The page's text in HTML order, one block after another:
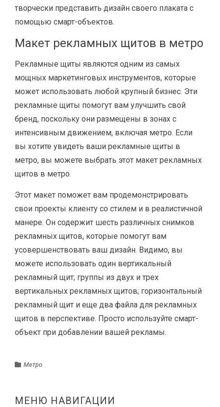
творчески представить дизайн своего плаката с
помощью смарт-объектов.
Макет рекламных щитов в метро
Рекламные щиты являются одним из самых
мощных маркетинговых инструментов, которые
может использовать любой крупный бизнес. Эти
рекламные щиты помогут вам улучшить свой
бренд, поскольку они размещены в зонах с
интенсивным движением, включая метро. Если
вы хотите увидеть ваши рекламные щиты в
метро, ​​вы можете выбрать этот макет рекламных
щитов в метро.
Этот макет поможет вам продемонстрировать
свои проекты клиенту со стилем и в реалистичной
манере. Он содержит шесть различных снимков
рекламных щитов, которые помогут вам
усовершенствовать ваш дизайн. Видимо, вы
можете использовать один вертикальный
рекламный щит; группы из двух и трех
вертикальных рекламных щитов; горизонтальный
рекламный щит и еще два файла для рекламных
щитов в перспективе. Просто используйте смарт-
объект при добавлении вашей рекламы.
Метро
МЕНЮ НАВИГАЦИИ